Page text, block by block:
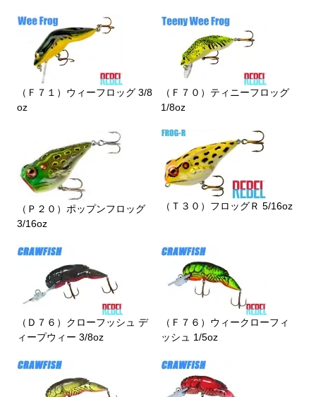
（Ｆ７１）ウィーフロッグ 3/8
oz
（Ｆ７０）ティニーフロッグ
1/8oz
（Ｐ２０）ポップンフロッグ
3/16oz
（Ｔ３０）フロッグＲ 5/16oz
（Ｄ７６）クローフッシュ デ
ィープウィー 3/8oz
（Ｆ７６）ウィークローフィ
ッシュ 1/5oz